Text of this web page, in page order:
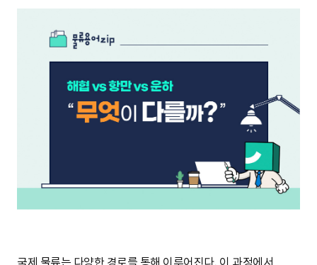
국제 물류는 다양한 경로를 통해 이루어진다. 이 과정에서